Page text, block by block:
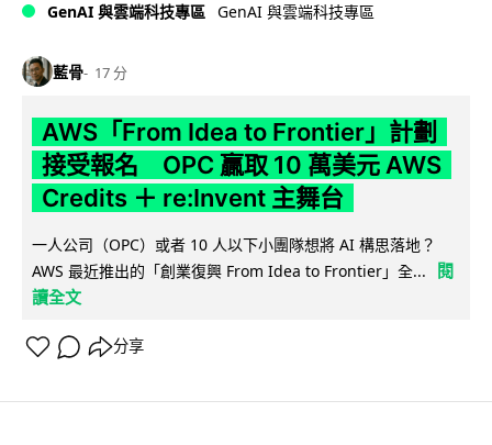
GenAI 與雲端科技專區 GenAI 與雲端科技專區
藍骨 17 分
AWS「From Idea to Frontier」計劃
接受報名 OPC 贏取 10 萬美元 AWS
Credits ＋ re:Invent 主舞台
一人公司（OPC）或者 10 人以下小團隊想將 AI 構思落地？
AWS 最近推出的「創業復興 From Idea to Frontier」全...
閱
讀全文
分享